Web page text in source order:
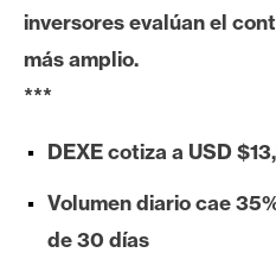
h
r
e
inversores evalúan el
más amplio.
***
DEXE cotiza a USD
Volumen diario cae
de 30 días